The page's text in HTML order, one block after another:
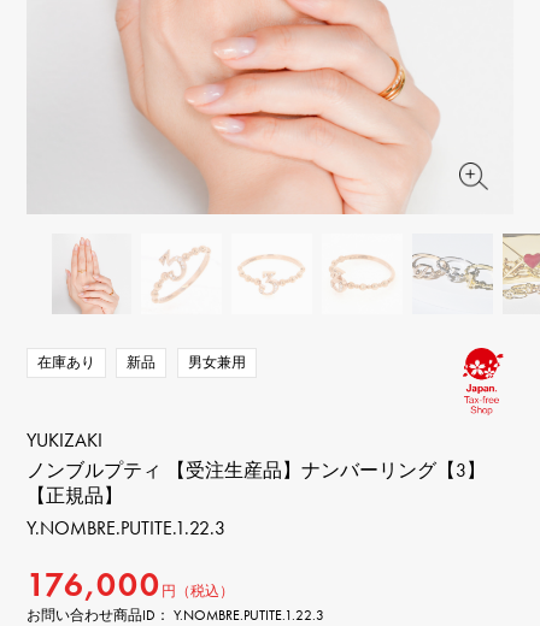
AUDEMARS PIGUET
オーデマ・ピゲ
JAEGER LE COULTRE
ジャガー・ルクルト
CHANEL
シャネル
Cartier
カルティエ
HARRY WINSTON
ハリー・ウィンストン
BVLGARI
ブルガリ
TAG HEUER
DUNAMIS
デュナミス
TABLE CLOCK
置き時計
ヴィンテージウォッチ
ANGLER
アングラー
ETERNITY
エタニティ
HIMAWARI
ヒマワリ
YUKIZAKI BACHIKAN
ゆきざき バチカン
USED NOMBRE
ノンブル認定中古
USED ALPHA
アルファ認定中古
オリジナルジュエリー一覧へ
在庫あり 新品 男女兼用
YUKIZAKI
ノンブルプティ 【受注生産品】ナンバーリング【3】
【正規品】
Y.NOMBRE.PUTITE.1.22.3
176,000 円（税込）
お問い合わせ商品ID： Y.NOMBRE.PUTITE.1.22.3